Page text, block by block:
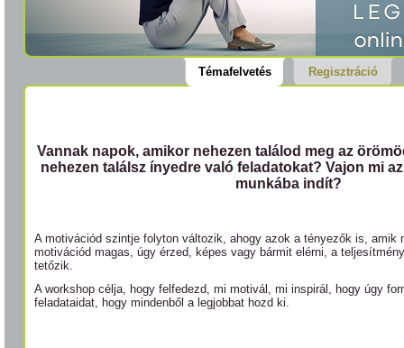
Témafelvetés Regisztráció
Vannak napok, amikor nehezen találod meg az
nehezen találsz ínyedre való feladatokat? Vajon mi
munkába indít?
A motivációd szintje folyton változik, ahogy azok a tényezők is, amik
motivációd magas, úgy érzed, képes vagy bármit elérni, a
tetőzik.
A workshop célja, hogy felfedezd, mi motivál, mi inspirál, hogy úgy
feladataidat, hogy mindenből a legjobbat hozd ki.